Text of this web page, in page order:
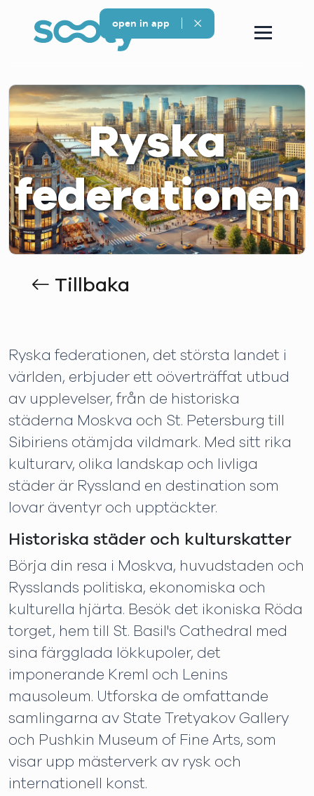
Ryska
federationen
Tillbaka
Ryska federationen, det största landet i
världen, erbjuder ett oöverträffat utbud
av upplevelser, från de historiska
städerna Moskva och St. Petersburg till
Sibiriens otämjda vildmark. Med sitt rika
kulturarv, olika landskap och livliga
städer är Ryssland en destination som
lovar äventyr och upptäckter.
Historiska städer och kulturskatter
Börja din resa i Moskva, huvudstaden och
Rysslands politiska, ekonomiska och
kulturella hjärta. Besök det ikoniska Röda
torget, hem till St. Basil's Cathedral med
sina färgglada lökkupoler, det
imponerande Kreml och Lenins
mausoleum. Utforska de omfattande
samlingarna av State Tretyakov Gallery
och Pushkin Museum of Fine Arts, som
visar upp mästerverk av rysk och
internationell konst.
open in app